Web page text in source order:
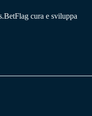
cura e sviluppa